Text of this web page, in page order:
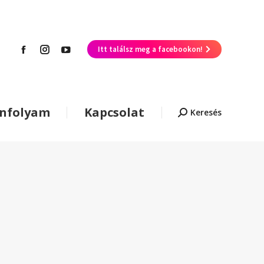
Itt találsz meg a facebookon!
Kapcsolat Keresés:
Keresés